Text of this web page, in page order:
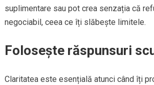
suplimentare sau pot crea senzația că
negociabil, ceea ce îți slăbește limitele.
Folosește răspunsuri
Claritatea este esențială atunci când îți